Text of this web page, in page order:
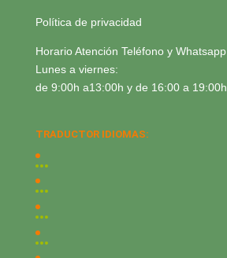
Política de privacidad
Horario Atención Teléfono y Whatsapp
Lunes a viernes:
de 9:00h a13:00h y de 16:00 a 19:00h
TRADUCTOR IDIOMAS: